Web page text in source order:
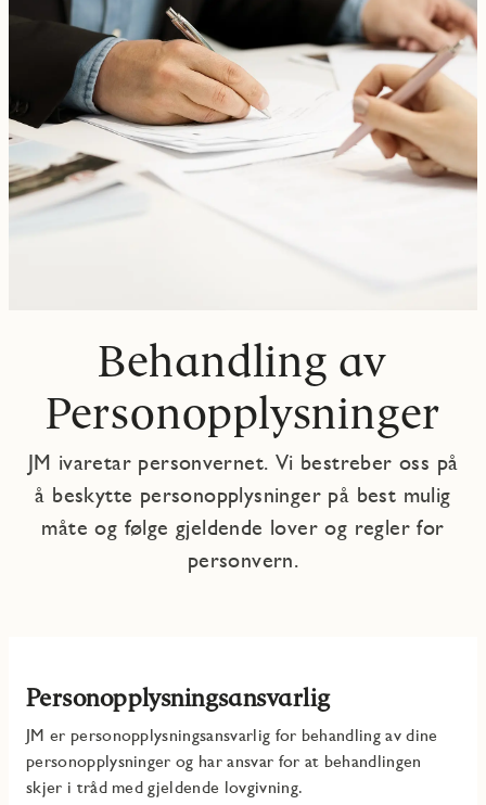
Behandling av
Personopplysninger
JM ivaretar personvernet. Vi bestreber oss på
å beskytte personopplysninger på best mulig
måte og følge gjeldende lover og regler for
personvern.
Personopplysningsansvarlig
JM er personopplysningsansvarlig for behandling av dine
personopplysninger og har ansvar for at behandlingen
skjer i tråd med gjeldende lovgivning.